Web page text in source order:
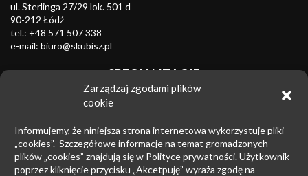
Zarządzaj zgodami plików
cookie
Informujemy, że niniejsza strona internetowa wykorzystuje pliki
„cookies”. Szczegółowe informacje na temat gromadzonych
plików „cookies” znajdują się w Polityce prywatności. Użytkownik
poprzez kliknięcie przycisku „Akcetpuję” wyraża zgodę na
ul. Sterlinga 27/29 lok. 501 d
90-212 Łódź
tel.: +48 571 507 338
e-mail: biuro@skubisz.pl
SPECJALIZACJE
Wzory przemysłowe
Patenty